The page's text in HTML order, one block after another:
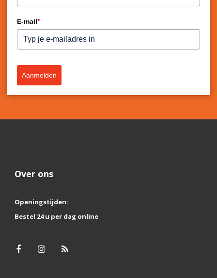
E-mail*
Aanmelden
Over ons
Openingstijden:
Bestel 24 u per dag online